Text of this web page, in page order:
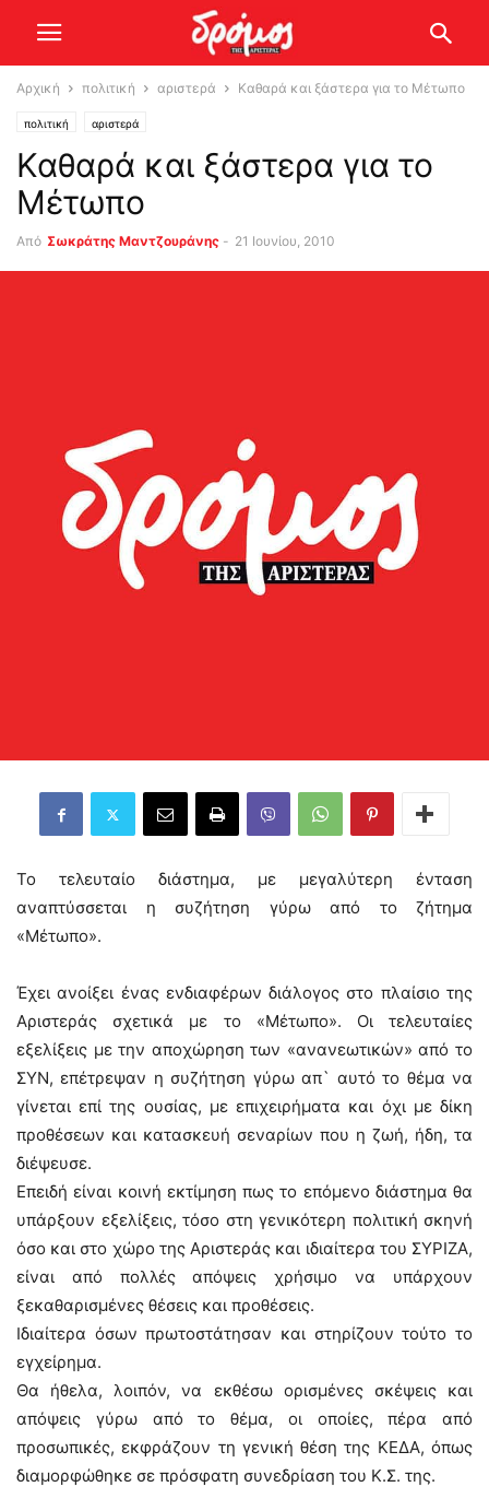
Αρχική πολιτική αριστερά Καθαρά και ξάστερα για το Μέτωπο
πολιτική αριστερά
Καθαρά και ξάστερα για το
Μέτωπο
Από Σωκράτης Μαντζουράνης - 21 Ιουνίου, 2010
Το τελευταίο διάστημα, με μεγαλύτερη ένταση
αναπτύσσεται η συζήτηση γύρω από το ζήτημα
«Μέτωπο».
Έχει ανοίξει ένας ενδιαφέρων διάλογος στο πλαίσιο της
Αριστεράς σχετικά με το «Μέτωπο». Οι τελευταίες
εξελίξεις με την αποχώρηση των «ανανεωτικών» από το
ΣΥΝ, επέτρεψαν η συζήτηση γύρω απ` αυτό το θέμα να
γίνεται επί της ουσίας, με επιχειρήματα και όχι με δίκη
προθέσεων και κατασκευή σεναρίων που η ζωή, ήδη, τα
διέψευσε.
Επειδή είναι κοινή εκτίμηση πως το επόμενο διάστημα θα
υπάρξουν εξελίξεις, τόσο στη γενικότερη πολιτική σκηνή
όσο και στο χώρο της Αριστεράς και ιδιαίτερα του ΣΥΡΙΖΑ,
είναι από πολλές απόψεις χρήσιμο να υπάρχουν
ξεκαθαρισμένες θέσεις και προθέσεις.
Ιδιαίτερα όσων πρωτοστάτησαν και στηρίζουν τούτο το
εγχείρημα.
Θα ήθελα, λοιπόν, να εκθέσω ορισμένες σκέψεις και
απόψεις γύρω από το θέμα, οι οποίες, πέρα από
προσωπικές, εκφράζουν τη γενική θέση της ΚΕΔΑ, όπως
διαμορφώθηκε σε πρόσφατη συνεδρίαση του Κ.Σ. της.